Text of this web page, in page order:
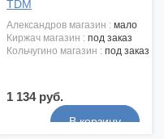
TDM
александров магазин : мало
киржач магазин : под заказ
кольчугино магазин : под заказ
1 134 руб.